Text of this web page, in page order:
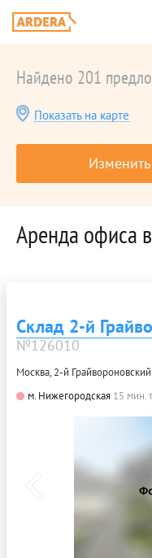
Найдено 201
Показать на карте
Аренда офиса
Склад 2-й
№126010
Москва, 2-й
м. Нижегородская 15 мин.